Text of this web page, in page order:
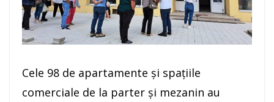
Cele 98 de apartamente și spațiile
comerciale de la parter și mezanin au